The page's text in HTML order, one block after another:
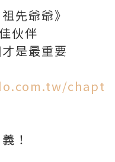
先爺爺》
伙伴
是最重要
chapt
！